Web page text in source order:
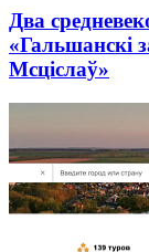
Два
«Гальшанскі
Мсціслаў»